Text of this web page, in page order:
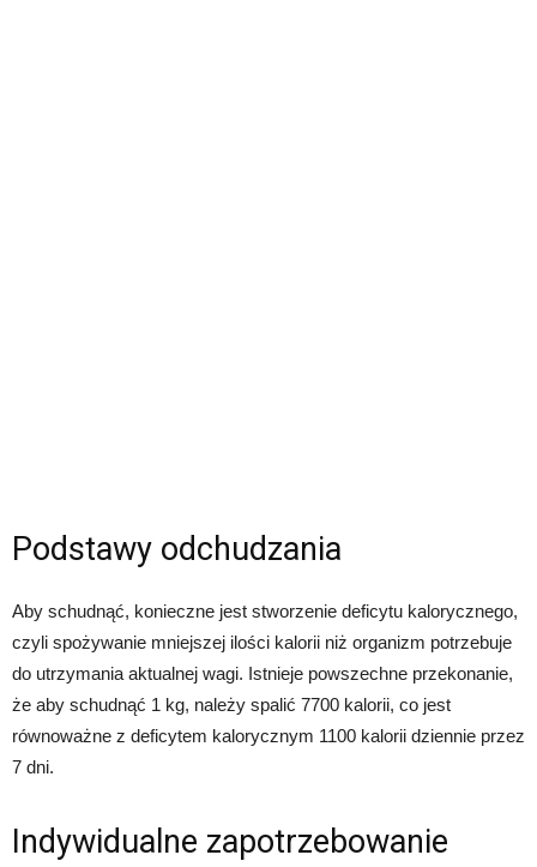
Podstawy odchudzania
Aby schudnąć, konieczne jest stworzenie deficytu kalorycznego,
czyli spożywanie mniejszej ilości kalorii niż organizm potrzebuje
do utrzymania aktualnej wagi. Istnieje powszechne przekonanie,
że aby schudnąć 1 kg, należy spalić 7700 kalorii, co jest
równoważne z deficytem kalorycznym 1100 kalorii dziennie przez
7 dni.
Indywidualne zapotrzebowanie